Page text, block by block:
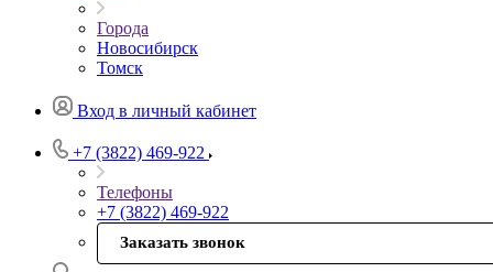
Города
Новосибирск
Томск
Вход в личный кабинет
+7 (3822) 469-922
Телефоны
+7 (3822) 469-922
Заказать звонок